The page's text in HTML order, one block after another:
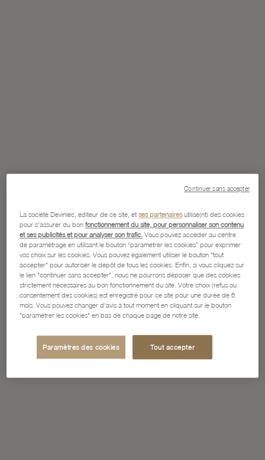
La société Devinlec, éditeur de ce site, etses partenairesutilise(nt) des cookies
pour s'assurer du bonfonctionnement du site, pour personnaliser son contenu
et ses publicités et pour analyser son trafic. Vous pouvez accéder au centre
de paramétrage en utilisant le bouton “paramétrer les cookies” pour exprimer
vos choix sur les cookies. Vous pouvez également utiliser le bouton "tout
accepter" pour autoriser le dépôt de tous les cookies. Enfin, si vous cliquez sur
le lien "continuer sans accepter", nous ne pourrons déposer que des cookies
strictement nécessaires au bon fonctionnement du site. Votre choix (refus ou
consentement des cookies) est enregistré pour ce site pour une durée de 6
mois. Vous pouvez changer d'avis à tout moment en cliquant sur le bouton
"paramétrer les cookies" en bas de chaque page de notre site.
Paramètres des cookies Tout accepter
Continuer sans accepter